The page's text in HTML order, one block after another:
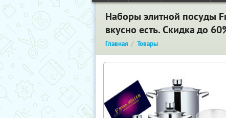
Наборы элитной посуды
вкусно есть. Скидка до
Главная Товары